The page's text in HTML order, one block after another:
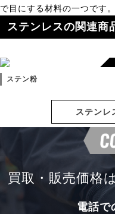
で目にする材料の一つです。
ステンレスの関連商
ステン粉
ステンレ
買取・販売価格
電話で